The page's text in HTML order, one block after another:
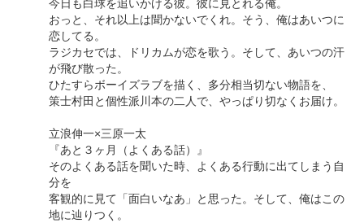
今日も白球を追いかける彼。彼に見とれる俺。
おっと、それ以上は聞かないでくれ。そう、俺はあいつに
恋してる。
ラジカセでは、ドリカムが恋を歌う。そして、あいつの汗
が飛び散った。
ひたすらボーイズラブを描く、多分相当切ない物語を、
策士村田と個性派川本の二人で、やっぱり切なくお届け。
立浪伸一×三原一太
『あと３ヶ月（よくある話）』
そのよくある話を聞いた時、よくある行動に出てしまう自
分を
客観的に見て「面白いなあ」と思った。そして、俺はこの
地に辿りつく。